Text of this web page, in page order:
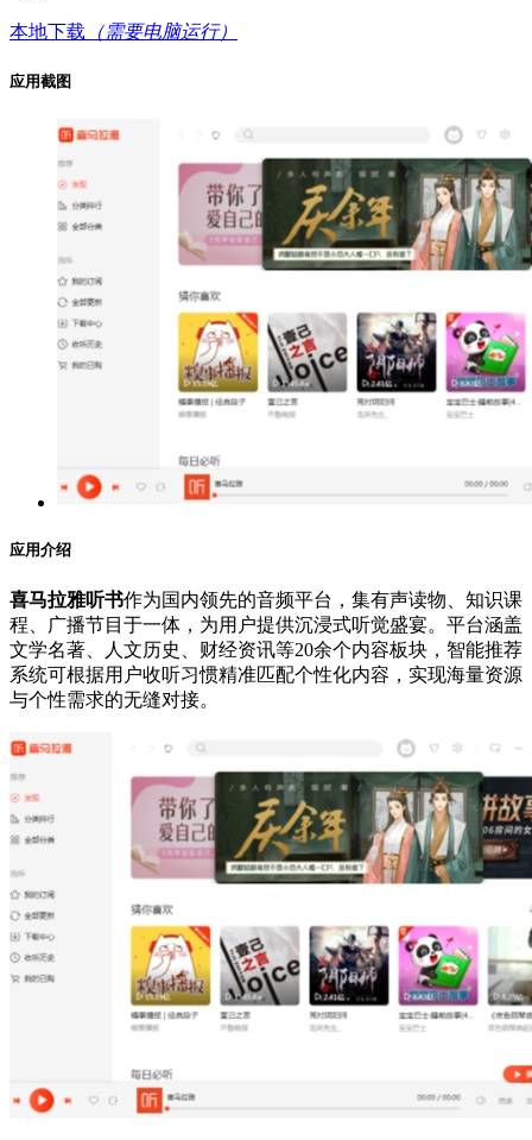
本地下载 （需要电脑运行）
应用截图
应用介绍
喜马拉雅听书作为国内领先的音频平台，集有声读物、知识课
程、广播节目于一体，为用户提供沉浸式听觉盛宴。平台涵盖
文学名著、人文历史、财经资讯等20余个内容板块，智能推荐
系统可根据用户收听习惯精准匹配个性化内容，实现海量资源
与个性需求的无缝对接。